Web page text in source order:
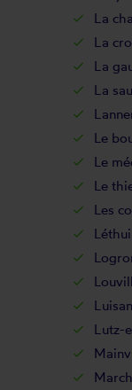
La
La
La
La
Le
Le
Le
Les
Lutz-